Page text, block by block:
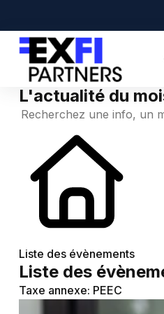
Cabinet
DAF
Créateur
Simulateurs
Recherche de code APE
Chômage partiel
Actualité à la une
Calendrier fiscal
Demande de devis
L'actualité du
Liste des évènements
Liste des
Taxe annexe: PEEC